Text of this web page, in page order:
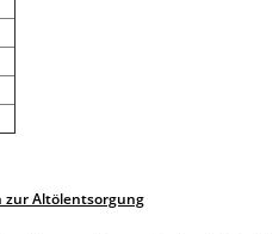
zur Altölentsorgung